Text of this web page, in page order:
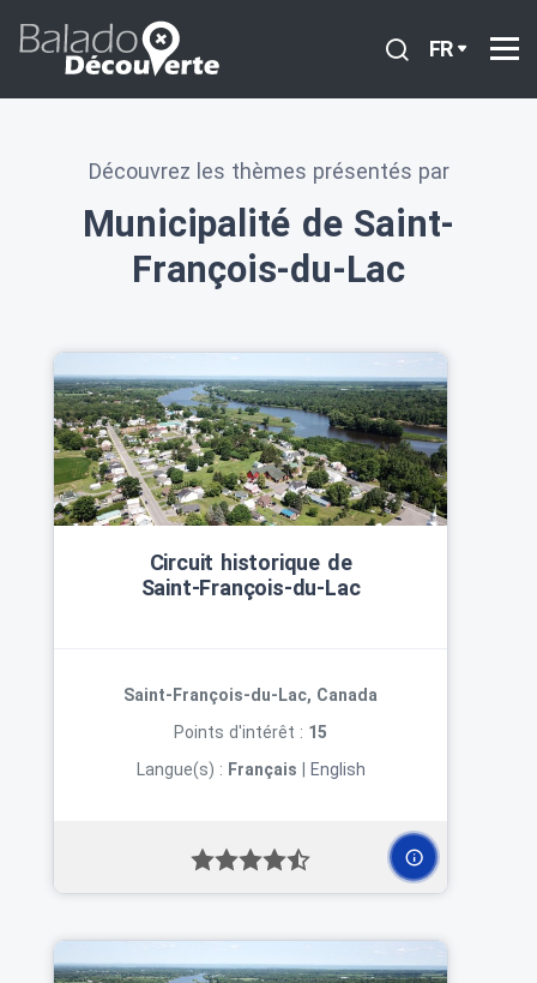
FR
Découvrez les thèmes présentés par
Municipalité de Saint-
François-du-Lac
Circuit historique de
Saint‑François‑du‑Lac
Saint-François-du-Lac, Canada
Points d'intérêt : 15
Langue(s) : Français English